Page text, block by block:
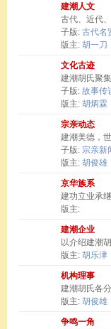
建潮人文
古代、近代
子版: 古代名
版主: 胡一刀
文化古迹
建潮胡氏聚
子版: 故事传
版主: 胡炳霖
宗亲动态
建潮美德，
子版: 宗亲新
版主: 胡俊雄
京华族系
建功立业承
版主:
建潮企业
以介绍建潮
版主: 胡乐津
机构理事
建潮胡氏各
版主: 胡俊雄
争鸣一角